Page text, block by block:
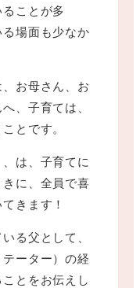
ことが多
場面も少なか
お母さん、お
、子育ては、
とです。
は、子育てに
に、全員で喜
きます！
る父として、
ーター）の経
とをお伝えし